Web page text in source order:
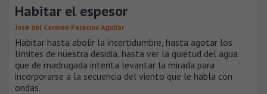
Habitar el espesor
José del Carmen Palacios Aguilar
Habitar hasta abolir la incertidumbre, hasta agotar los
límites de nuestra desidia, hasta ver la quietud del agua
que de madrugada intenta levantar la mirada para
incorporarse a la secuencia del viento que le habla con
ondas.